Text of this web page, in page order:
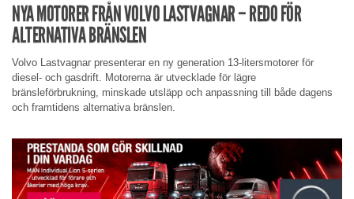
NYA MOTORER FRÅN VOLVO LASTVAGNAR – REDO FÖR
ALTERNATIVA BRÄNSLEN
Volvo Lastvagnar presenterar en ny generation 13-litersmotorer för
diesel- och gasdrift. Motorerna är utvecklade för lägre
bränsleförbrukning, minskade utsläpp och anpassning till både dagens
och framtidens alternativa bränslen.